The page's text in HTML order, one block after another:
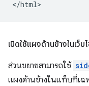
เปิดใช้แผงด้านข้างในเว็บ
ส่วนขยายสามารถใช้
แผงด้านข้างในแท็บที่เฉพ